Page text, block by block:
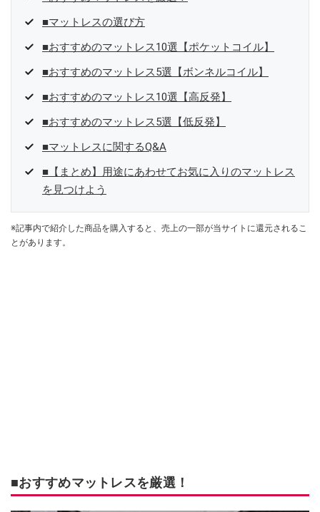
■マットレスの選び方
■おすすめのマットレス10選【ポケットコイル】
■おすすめのマットレス5選【ボンネルコイル】
■おすすめのマットレス10選【高反発】
■おすすめのマットレス5選【低反発】
■マットレスに関するQ&A
■【まとめ】用途にあわせてお気に入りのマットレス
を見つけよう
※記事内で紹介した商品を購入すると、売上の一部が当サイトに還元されるこ
とがあります。
■おすすめマットレスを厳選！